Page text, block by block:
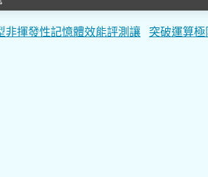
非揮發性記憶體效能評測讓 突破運算